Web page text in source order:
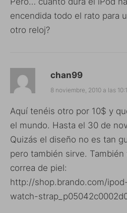
encendida todo el rato para
otro reloj?
chan99
8 noviembre, 2010 a las
Aquí tenéis otro por 10$ y
el mundo. Hasta el 30 de
Quizás el diseño no es tan
pero también sirve.
correa de piel:
http://shop.brando.com/
watch-